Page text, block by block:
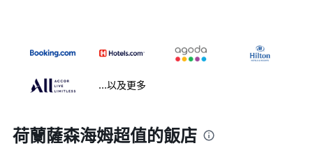
...以及更多
荷蘭薩森海姆超值的飯店